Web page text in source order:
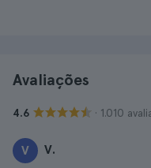
Avaliações
4.6 · 1.010
V V.